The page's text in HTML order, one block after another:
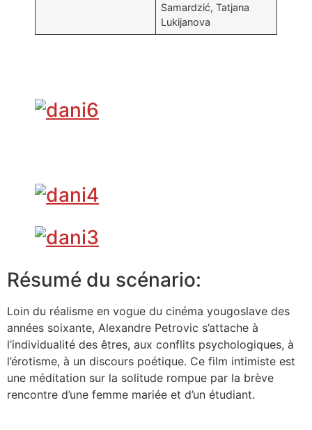
Samardzić, Tatjana
Lukijanova
Résumé du scénario:
Loin du réalisme en vogue du cinéma yougoslave des
années soixante, Alexandre Petrovic s’attache à
l’individualité des êtres, aux conflits psychologiques, à
l’érotisme, à un discours poétique. Ce film intimiste est
une méditation sur la solitude rompue par la brève
rencontre d’une femme mariée et d’un étudiant.